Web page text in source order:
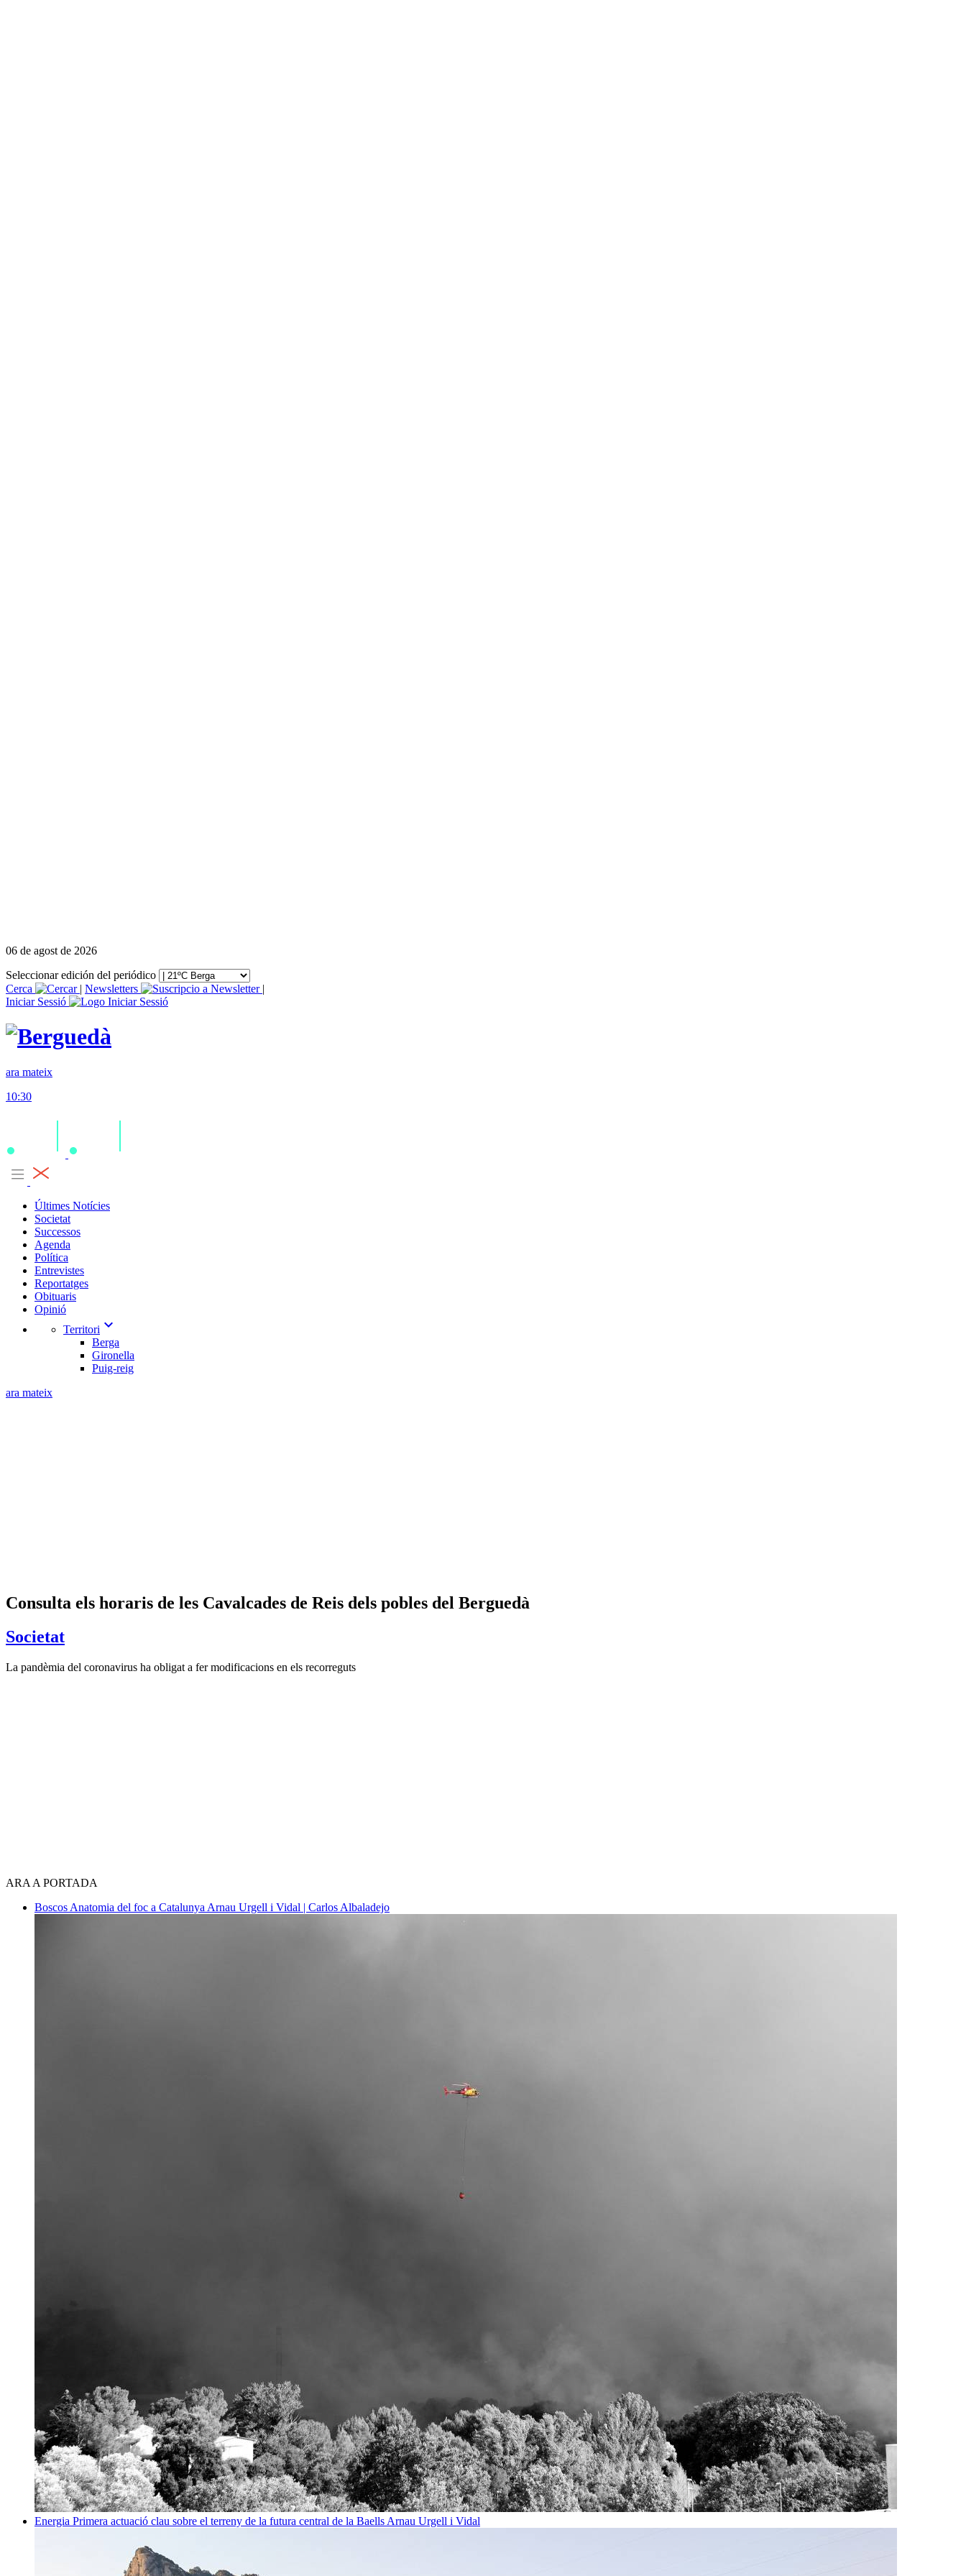
06 de agost de 2026
Seleccionar edición del periódico
Cerca
| Newsletters
|
Iniciar Sessió
ara mateix
10:30
Últimes Notícies
Societat
Successos
Agenda
Política
Entrevistes
Reportatges
Obituaris
Opinió
Territori expand_more
Berga
Gironella
Puig-reig
ara mateix
Consulta els horaris de les Cavalcades de Reis dels pobles del Berguedà
Societat
La pandèmia del coronavirus ha obligat a fer modificacions en els recorreguts
ARA A PORTADA
Boscos Anatomia del foc a Catalunya Arnau Urgell i Vidal | Carlos Albaladejo
Energia Primera actuació clau sobre el terreny de la futura central de la Baells Arnau Urgell i Vidal